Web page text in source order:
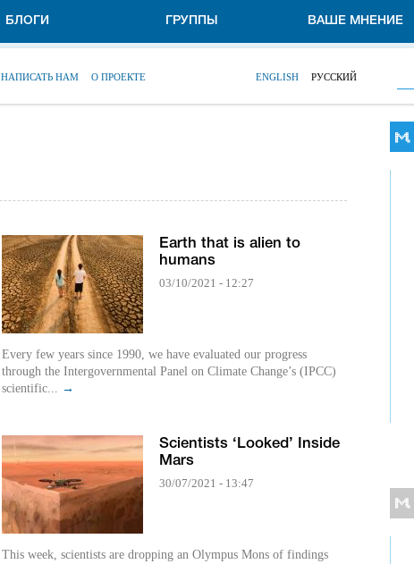
БЛОГИ ГРУППЫ ВАШЕ МНЕНИЕ
НАПИСАТЬ НАМ О ПРОЕКТЕ ENGLISH РУССКИЙ
Earth that is alien to
humans
03/10/2021 - 12:27
Every few years since 1990, we have evaluated our progress
through the Intergovernmental Panel on Climate Change’s (IPCC)
scientific... →
Scientists ‘Looked’ Inside
Mars
30/07/2021 - 13:47
This week, scientists are dropping an Olympus Mons of findings